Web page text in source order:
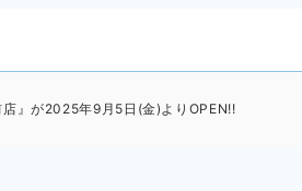
店』が2025年9月5日(金)よりOPEN!!